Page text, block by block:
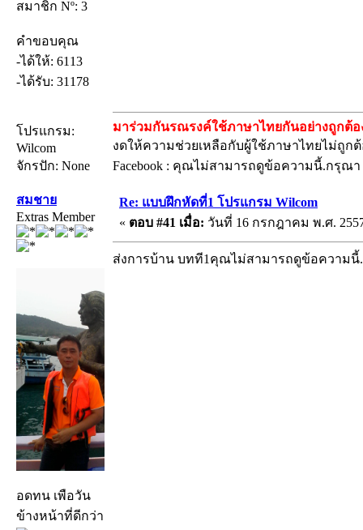
สมาชิก Nº: 3
คำขอบคุณ
-ได้ให้: 6113
-ได้รับ: 31178
โปรแกรม:
Wilcom
จักรปัก: None
มาร่วมกันรณรงค์ใช้ภาษาไทยกันอย่างถูกต้อ
งดให้ความช่วยเหลือกับผู้ใช้ภาษาไทยไม่ถูกต้
Facebook : คุณไม่สามารถดูข้อความนี้.กรุณา
สมชาย
Extras Member
อดทน เพือวัน
ข้างหน้าที่ดีกว่า
Re: แบบฝึกหัดที่1 โปรแกรม Wilcom
« ตอบ #41 เมื่อ: วันที่ 16 กรกฎาคม พ.ศ.
ส่งการบ้าน บทที1คุณไม่สามารถดูข้อความ